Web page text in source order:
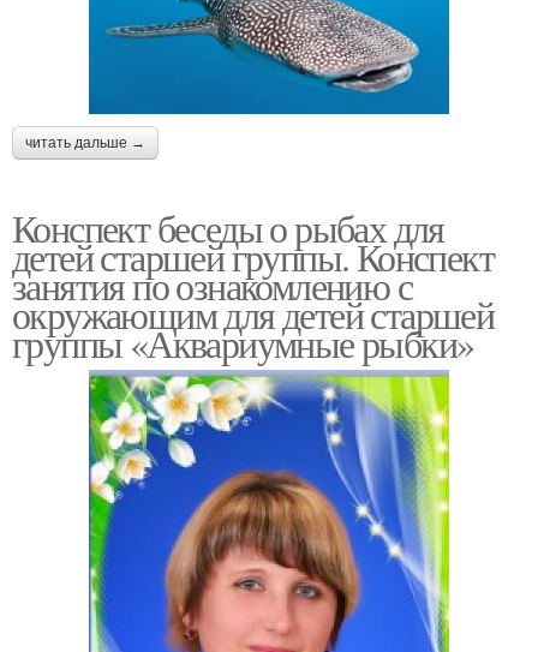
читать дальше →
Конспект беседы о рыбах для
детей старшей группы. Конспект
занятия по ознакомлению с
окружающим для детей старшей
группы «Аквариумные рыбки»